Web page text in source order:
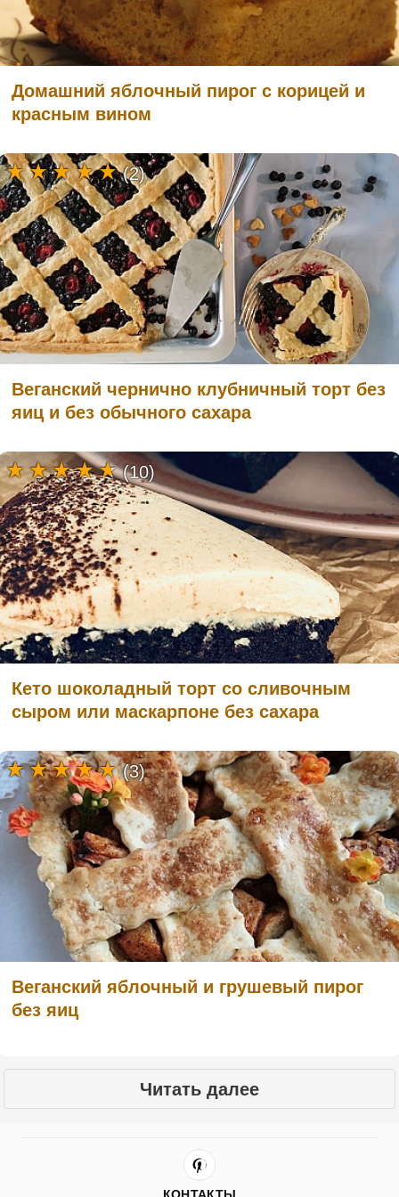
Домашний яблочный пирог с корицей и
красным вином
Веганский чернично клубничный торт без
яиц и без обычного сахара
(2)
Кето шоколадный торт со сливочным
сыром или маскарпоне без сахара
(10)
Веганский яблочный и грушевый пирог
без яиц
(3)
Читать далее